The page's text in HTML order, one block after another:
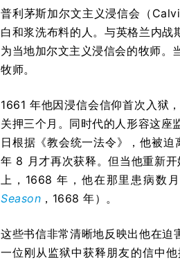
普利茅斯加尔文主义浸信会（
白和浆洗布料的人。与英格兰内
为当地加尔文主义浸信会的牧师。
牧师。
1661 年他因浸信会信仰首次入狱
关押三个月。同时代的人形容这
日根据《教会统一法令》，他被
年 8 月才再次获释。但当他重新
上，1668 年，他在那里患病数
Season ，1668 年）。
这些书信非常清晰地反映出他在
一位刚从监狱中获释朋友的信中